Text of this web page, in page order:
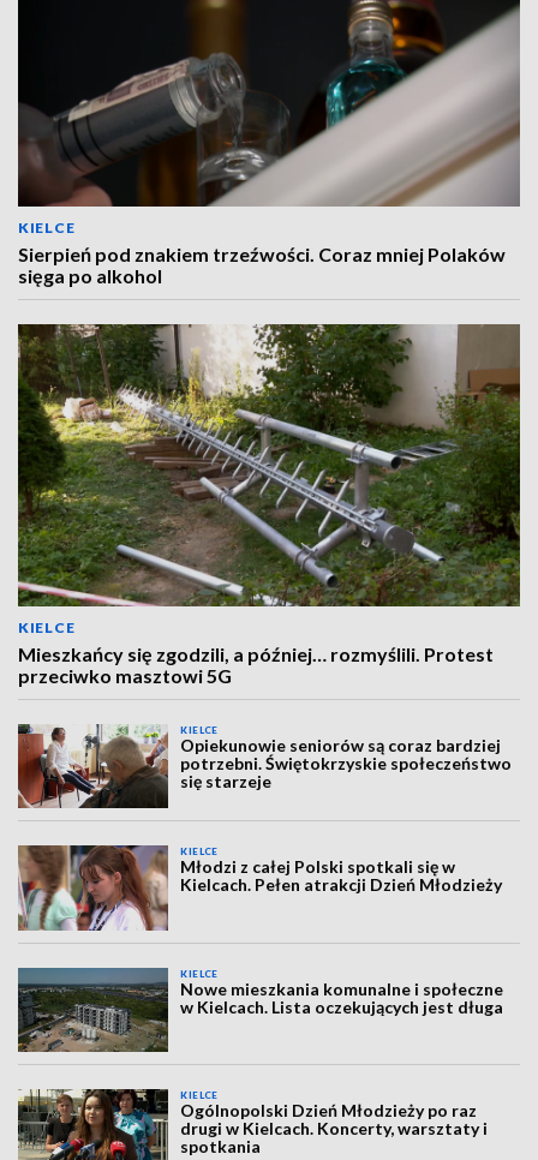
KIELCE
Sierpień pod znakiem trzeźwości. Coraz mniej Polaków
sięga po alkohol
KIELCE
Mieszkańcy się zgodzili, a później… rozmyślili. Protest
przeciwko masztowi 5G
KIELCE
Opiekunowie seniorów są coraz bardziej
potrzebni. Świętokrzyskie społeczeństwo
się starzeje
KIELCE
Młodzi z całej Polski spotkali się w
Kielcach. Pełen atrakcji Dzień Młodzieży
KIELCE
Nowe mieszkania komunalne i społeczne
w Kielcach. Lista oczekujących jest długa
KIELCE
Ogólnopolski Dzień Młodzieży po raz
drugi w Kielcach. Koncerty, warsztaty i
spotkania